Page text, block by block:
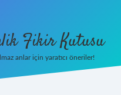
Fikir Kutusu
anlar için yaratıcı öneriler!